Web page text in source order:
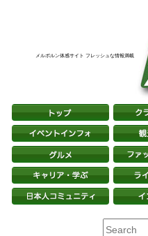
メルボルン体感サイト フレッシュな情報満載